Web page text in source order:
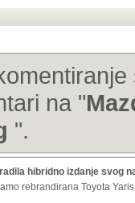
na "
".
hibridno izdanje svog
rebrandirana Toyota